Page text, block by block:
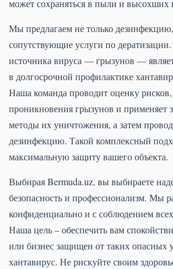
может сохраняться в пыли и высохших
Мы предлагаем не только
сопутствующие услуги по
источника вируса — грызунов —
в долгосрочной профилактике
Наша команда проводит оценку
проникновения грызунов и применяет
методы их уничтожения, а затем
дезинфекцию. Такой комплексный
максимальную защиту вашего объекта.
Выбирая Bermuda.uz, вы выбираете
безопасность и профессионализм. Мы
конфиденциально и с соблюдением
Наша цель – обеспечить вам
или бизнес защищен от таких опасных
хантавирус. Не рискуйте своим